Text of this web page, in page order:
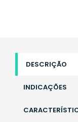
DESCRIÇÃO
INDICAÇÕES